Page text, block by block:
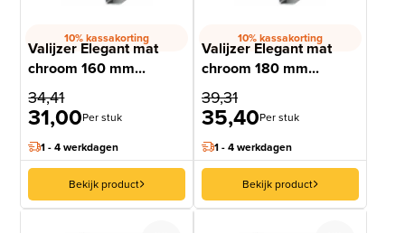
10% kassakorting
Valijzer Elegant mat
chroom 160 mm...
34,41
31,00Per stuk
1 - 4 werkdagen
Bekijk product
10% kassakorting
Valijzer Elegant mat
chroom 180 mm...
39,31
35,40Per stuk
1 - 4 werkdagen
Bekijk product